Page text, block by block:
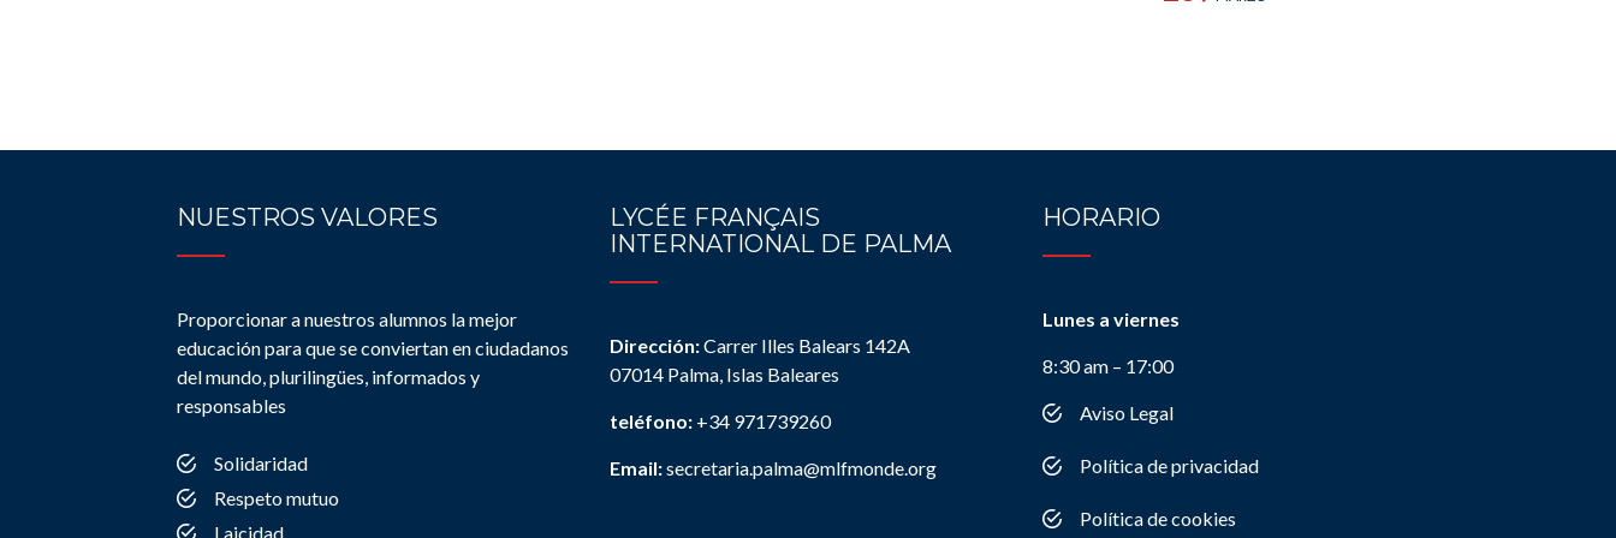
NUESTROS VALORES
Proporcionar a nuestros alumnos la mejor
educación para que se conviertan en ciudadanos
del mundo, plurilingües, informados y
responsables
Solidaridad
Respeto mutuo
Laicidad
LYCÉE FRANÇAIS
INTERNATIONAL DE PALMA
Dirección:Carrer Illes Balears 142A
07014 Palma, Islas Baleares
teléfono: +34 971739260
Email:secretaria.palma@mlfmonde.org
HORARIO
Lunes a viernes
8:30 am – 17:00
Aviso Legal
Política de privacidad
Política de cookies